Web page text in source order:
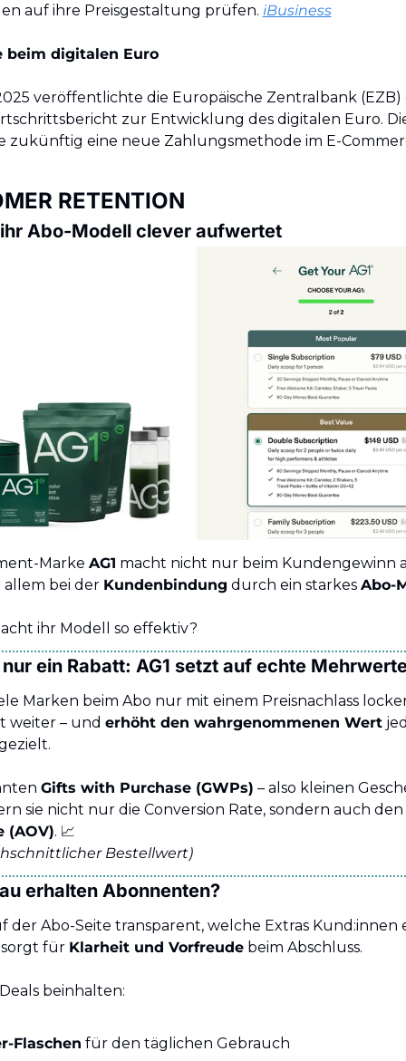
auf ihre Preisgestaltung prüfen. iBusiness
beim digitalen Euro
veröffentlichte die Europäische Zentralbank (EZB)
zur Entwicklung des digitalen Euro.
zukünftig eine neue Zahlungsmethode im E-
RETENTION
Abo-Modell clever aufwertet
Marke AG1 macht nicht nur beim Kundengewinn
bei der Kundenbindung durch ein starkes Abo-
ihr Modell so effektiv?
ein Rabatt: AG1 setzt auf echte
Marken beim Abo nur mit einem Preisnachlass
weiter – und erhöht den wahrgenommenen Wert
Gifts with Purchase (GWPs) – also kleinen
sie nicht nur die Conversion Rate, sondern auch den
(AOV). 📈
Bestellwert)
erhalten Abonnenten?
der Abo-Seite transparent, welche Extras Kund:innen
für Klarheit und Vorfreude beim Abschluss.
beinhalten:
Flaschen für den täglichen Gebrauch